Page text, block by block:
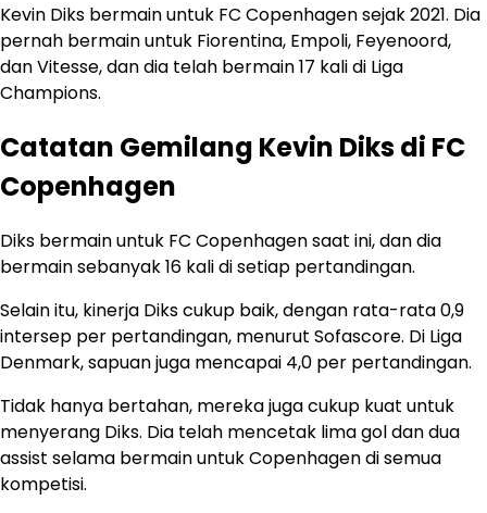
Kevin Diks bermain untuk FC Copenhagen sejak 2021. Dia
pernah bermain untuk Fiorentina, Empoli, Feyenoord,
dan Vitesse, dan dia telah bermain 17 kali di Liga
Champions.
Catatan Gemilang Kevin Diks di FC
Copenhagen
Diks bermain untuk FC Copenhagen saat ini, dan dia
bermain sebanyak 16 kali di setiap pertandingan.
Selain itu, kinerja Diks cukup baik, dengan rata-rata 0,9
intersep per pertandingan, menurut Sofascore. Di Liga
Denmark, sapuan juga mencapai 4,0 per pertandingan.
Tidak hanya bertahan, mereka juga cukup kuat untuk
menyerang Diks. Dia telah mencetak lima gol dan dua
assist selama bermain untuk Copenhagen di semua
kompetisi.